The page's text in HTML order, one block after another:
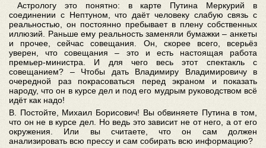
Астрологу это понятно: в карте Путина Меркурий в
соединении с Нептуном, что даёт человеку слабую связь с
реальностью, он постоянно пребывает в плену собственных
иллюзий. Раньше ему реальность заменяли бумажки – анкеты
и прочее, сейчас совещания. Он, скорее всего, всерьёз
уверен, что совещания – это и есть настоящая работа
премьер-министра. И для чего весь этот спектакль с
совещанием? – Чтобы дать Владимиру Владимировичу в
очередной раз покрасоваться перед экраном и показать
народу, что он в курсе дел и под его мудрым руководством всё
идёт как надо!
В. Постойте, Михаил Борисович! Вы обвиняете Путина в том,
что он не в курсе дел. Но ведь это зависит не от него, а от его
окружения. Или вы считаете, что он сам должен
анализировать всю прессу и сам собирать всю информацию?